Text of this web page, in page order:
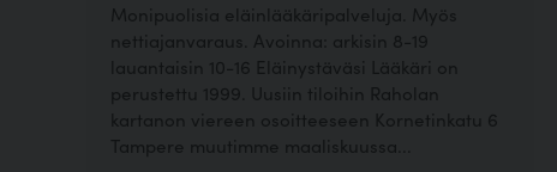
Monipuolisia eläinlääkäripalveluja. Myös
nettiajanvaraus. Avoinna: arkisin 8-19
lauantaisin 10-16 Eläinystäväsi Lääkäri on
perustettu 1999. Uusiin tiloihin Raholan
kartanon viereen osoitteeseen Kornetinkatu 6
Tampere muutimme maaliskuussa...